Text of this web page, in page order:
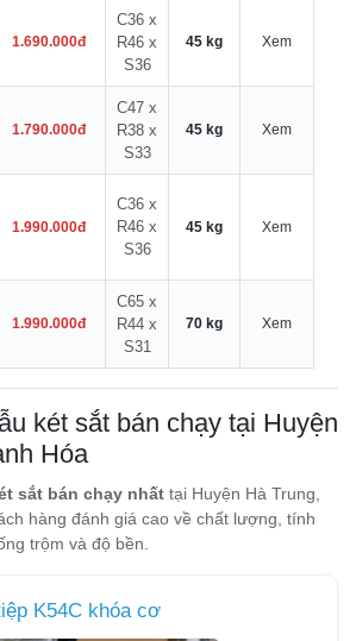
1.690.000đ
C36 x
R46 x
S36
45 kg Xem
1.790.000đ
C47 x
R38 x
S33
45 kg Xem
1.990.000đ
C36 x
R46 x
S36
45 kg Xem
1.990.000đ
C65 x
R44 x
S31
70 kg Xem
két sắt bán chạy tại Huyện
Hóa
sắt bán chạy nhất tại Huyện Hà Trung,
hàng đánh giá cao về chất lượng, tính
trộm và độ bền.
K54C khóa cơ